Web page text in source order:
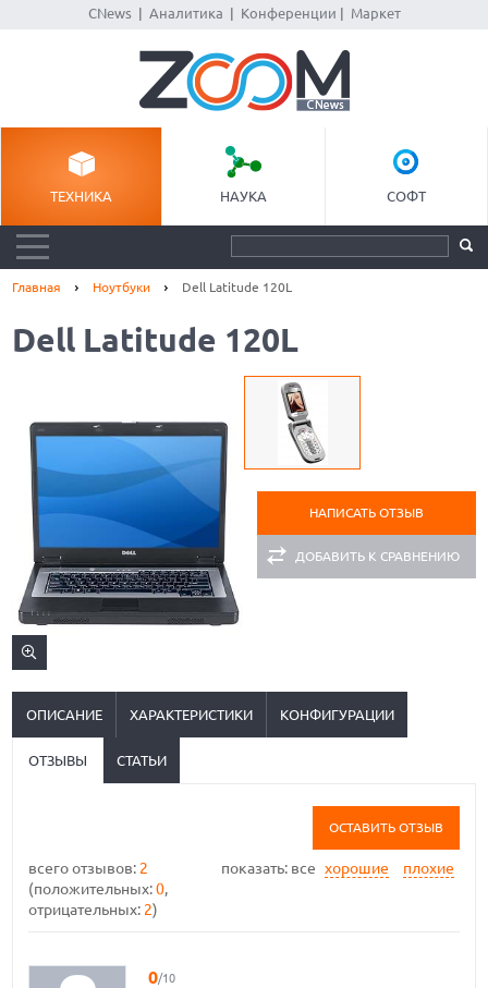
CNews| Аналитика Конференции Маркет
ТЕХНИКА НАУКА СОФТ
Главная Ноутбуки Dell Latitude 120L
Dell Latitude 120L
НАПИСАТЬ ОТЗЫВ
ДОБАВИТЬ К СРАВНЕНИЮ
ОПИСАНИЕ ХАРАКТЕРИСТИКИ КОНФИГУРАЦИИ
ОТЗЫВЫ СТАТЬИ
ОСТАВИТЬ ОТЗЫВ
показать: все хорошие плохие
всего отзывов: 2
(положительных:0,
отрицательных: 2)
0/10